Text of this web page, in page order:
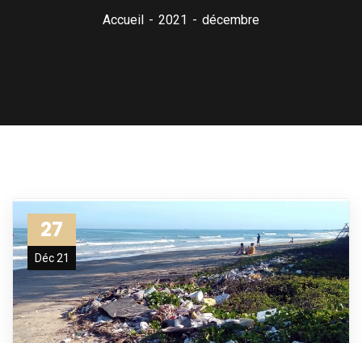
Accueil 2021 décembre
27
Déc 21